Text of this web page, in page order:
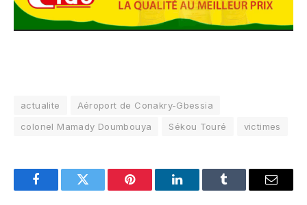
actualite
Aéroport de Conakry-Gbessia
colonel Mamady Doumbouya
Sékou Touré victimes
FacebookTwitter Pinterest LinkedInTumblr Email